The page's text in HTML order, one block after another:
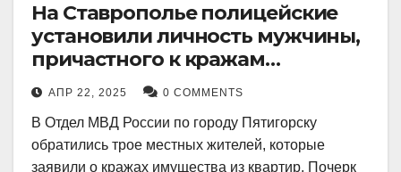
На Ставрополье полицейские
установили личность мужчины,
причастного к кражам
имущества из квартир в
Пятигорске
АПР 22, 2025 0 COMMENTS
В Отдел МВД России по городу Пятигорску
обратились трое местных жителей, которые
заявили о кражах имущества из квартир. Почерк